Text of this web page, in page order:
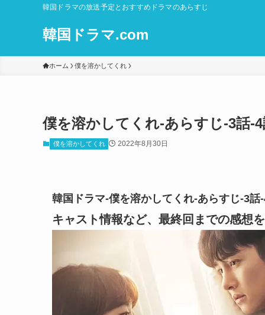
韓国ドラマの放送予定とおすすめドラマのあらすじ
韓国ドラマ.com
ホーム 僕を溶かしてくれ
僕を溶かしてくれ-あらすじ-3話-
僕を溶かしてくれ 2022年8月30日
韓国ドラマ-僕を溶かしてくれ-あらすじ-3
キャスト情報など、最終回までの感想